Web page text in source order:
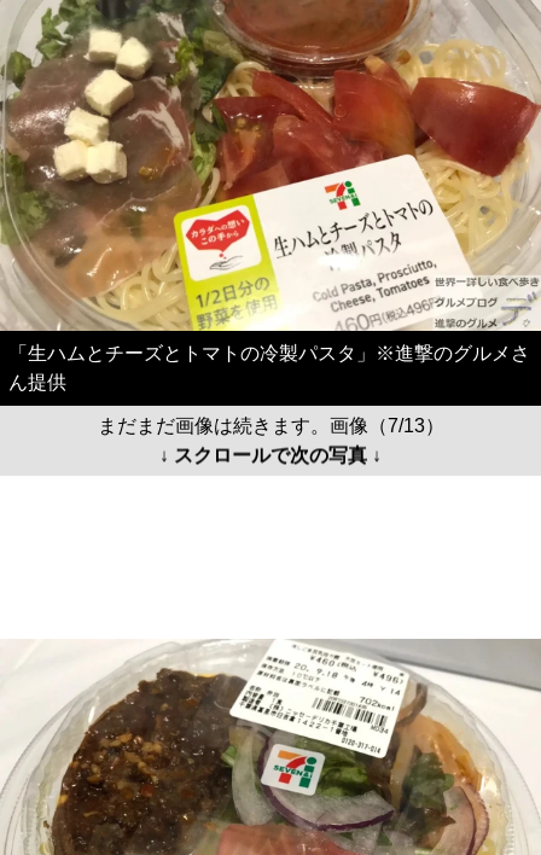
「生ハムとチーズとトマトの冷製パスタ」※進撃のグルメさ
ん提供
まだまだ画像は続きます。画像（7/13）
↓ スクロールで次の写真 ↓